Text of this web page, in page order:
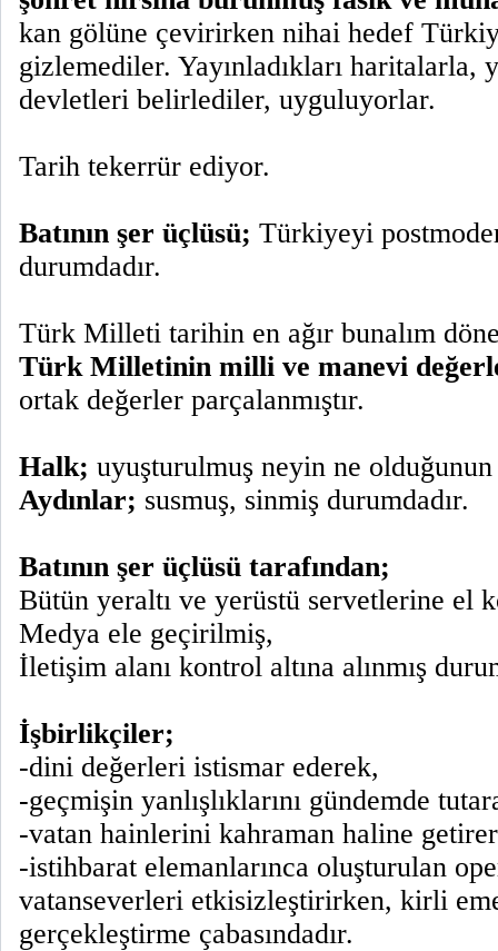
kan gölüne çevirirken nihai hedef
gizlemediler. Yayınladıkları haritalarla,
devletleri belirlediler, uyguluyorlar.
Tarih tekerrür ediyor.
Batının şer üçlüsü; Türkiyeyi
durumdadır.
Türk Milleti tarihin en ağır bunalım
Türk Milletinin milli ve manevi
ortak değerler parçalanmıştır.
Halk; uyuşturulmuş neyin ne
Aydınlar; susmuş, sinmiş durumdadır.
Batının şer üçlüsü tarafından;
Bütün yeraltı ve yerüstü servetlerine el
Medya ele geçirilmiş,
İletişim alanı kontrol altına alınmış
İşbirlikçiler;
-dini değerleri istismar ederek,
-geçmişin yanlışlıklarını gündemde
-vatan hainlerini kahraman haline
-istihbarat elemanlarınca oluşturulan
vatanseverleri etkisizleştirirken, kirli
gerçekleştirme çabasındadır.